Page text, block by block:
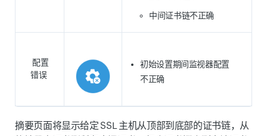
中间证书链不正确
配置
错误
初始设置期间监视器配置
不正确
摘要页面将显示给定 SSL 主机从顶部到底部的证书链，从